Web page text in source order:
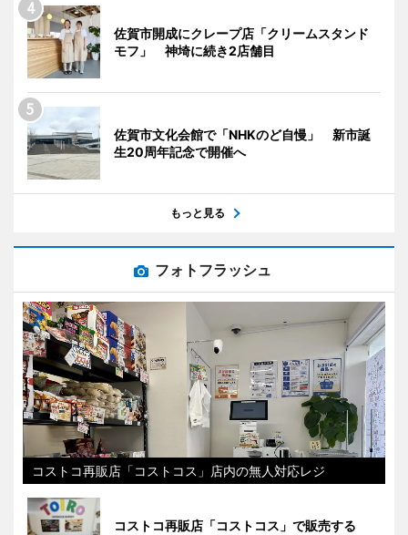
佐賀市開成にクレープ店「クリームスタンド
モフ」 神埼に続き2店舗目
佐賀市文化会館で「NHKのど自慢」 新市誕
生20周年記念で開催へ
もっと見る
フォトフラッシュ
コストコ再販店「コストコス」店内の無人対応レジ
コストコ再販店「コストコス」で販売する